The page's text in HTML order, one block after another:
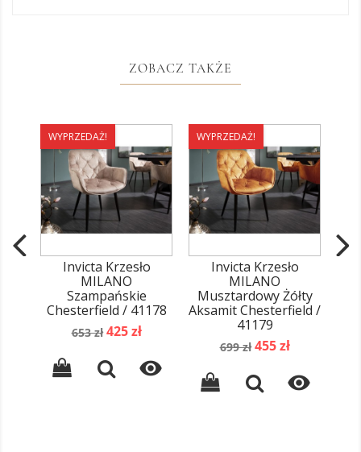
ZOBACZ TAKŻE
WYPRZEDAŻ!
Invicta Krzesło
MILANO
Szampańskie
Chesterfield / 41178
Cena
653 zł Cena
425 zł

WYPRZEDAŻ!
Invicta Krzesło
MILANO
Musztardowy Żółty
Aksamit Chesterfield /
41179
Cena
699 zł Cena
455 zł
